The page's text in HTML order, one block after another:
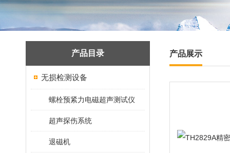
产品目录
无损检测设备
螺栓预紧力电磁超声测试仪
超声探伤系统
退磁机
产品展示